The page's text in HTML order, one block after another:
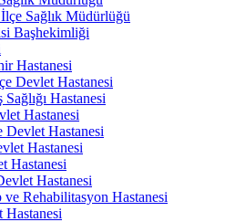
Sağlık Müdürlüğü
Başhekimliği
Hastanesi
Devlet Hastanesi
Hastanesi
Hastanesi
Devlet Hastanesi
Hastanesi
Hastanesi
Hastanesi
ve Rehabilitasyon Hastanesi
Hastanesi